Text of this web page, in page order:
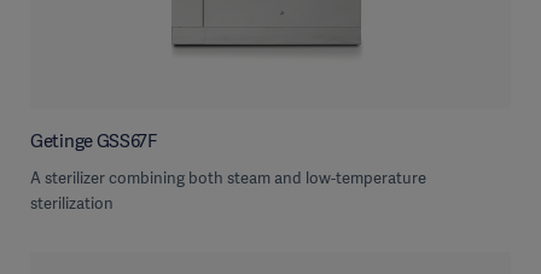
Getinge GSS67F
A sterilizer combining both steam and low-temperature
sterilization